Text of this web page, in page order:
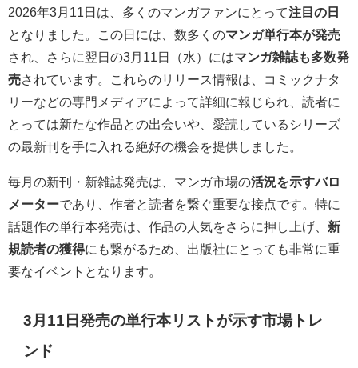
2026年3月11日は、多くのマンガファンにとって注目の日
となりました。この日には、数多くのマンガ単行本が発売
され、さらに翌日の3月11日（水）にはマンガ雑誌も多数発
売されています。これらのリリース情報は、コミックナタ
リーなどの専門メディアによって詳細に報じられ、読者に
とっては新たな作品との出会いや、愛読しているシリーズ
の最新刊を手に入れる絶好の機会を提供しました。
毎月の新刊・新雑誌発売は、マンガ市場の活況を示すバロ
メーターであり、作者と読者を繋ぐ重要な接点です。特に
話題作の単行本発売は、作品の人気をさらに押し上げ、 新
規読者の獲得にも繋がるため、出版社にとっても非常に重
要なイベントとなります。
3月11日発売の単行本リストが示す市場トレ
ンド